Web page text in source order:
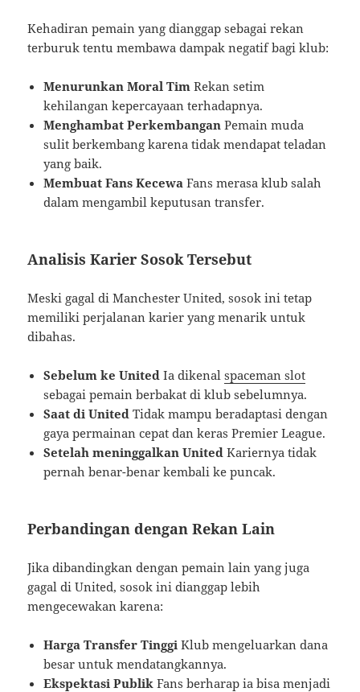
Kehadiran pemain yang dianggap sebagai rekan
terburuk tentu membawa dampak negatif bagi klub:
Menurunkan Moral Tim Rekan setim
kehilangan kepercayaan terhadapnya.
Menghambat Perkembangan Pemain muda
sulit berkembang karena tidak mendapat teladan
yang baik.
Membuat Fans Kecewa Fans merasa klub salah
dalam mengambil keputusan transfer.
Analisis Karier Sosok Tersebut
Meski gagal di Manchester United, sosok ini tetap
memiliki perjalanan karier yang menarik untuk
dibahas.
Sebelum ke United Ia dikenalspaceman slot
sebagai pemain berbakat di klub sebelumnya.
Saat di United Tidak mampu beradaptasi dengan
gaya permainan cepat dan keras Premier League.
Setelah meninggalkan United Kariernya tidak
pernah benar-benar kembali ke puncak.
Perbandingan dengan Rekan Lain
Jika dibandingkan dengan pemain lain yang juga
gagal di United, sosok ini dianggap lebih
mengecewakan karena:
Harga Transfer Tinggi Klub mengeluarkan dana
besar untuk mendatangkannya.
Ekspektasi Publik Fans berharap ia bisa menjadi